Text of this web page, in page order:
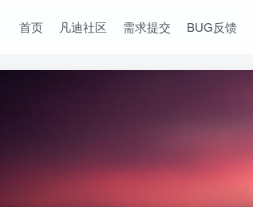
首页 凡迪社区 需求提交 BUG反馈